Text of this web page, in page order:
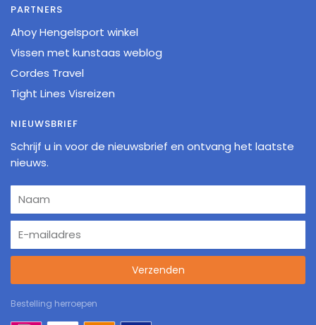
PARTNERS
Ahoy Hengelsport winkel
Vissen met kunstaas weblog
Cordes Travel
Tight Lines Visreizen
NIEUWSBRIEF
Schrijf u in voor de nieuwsbrief en ontvang het laatste
nieuws.
Verzenden
Bestelling herroepen